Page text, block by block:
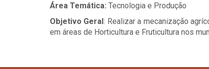
Área Temática: Tecnologia e Produção
Objetivo Geral: Realizar a mecanização
em áreas de Horticultura e Fruticultura nos